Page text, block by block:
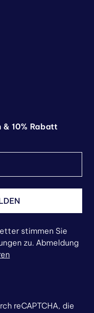
10% Rabatt
stimmen Sie
zu. Abmeldung
reCAPTCHA, die